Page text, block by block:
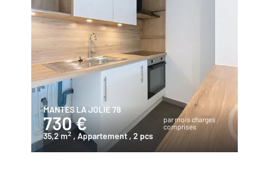
MANTES LA JOLIE 78
730 €
par mois charges
comprises
35,2 m2 , Appartement , 2 pcs